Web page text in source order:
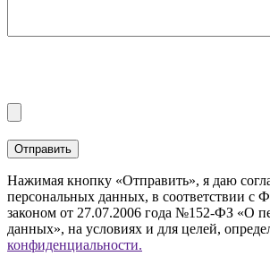
Нажимая кнопку «Отправить», я даю
персональных данных, в соответствии с
законом от 27.07.2006 года №152-ФЗ «О
данных», на условиях и для целей,
конфиденциальности.